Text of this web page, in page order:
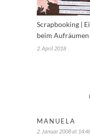
Scrapbooking |
beim
2. April 2018
MANUELA
2. Januar 2008 at